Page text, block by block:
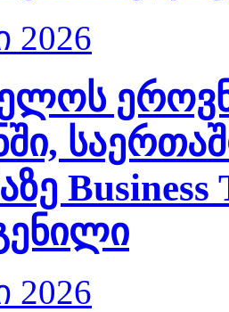
2026
Business
2026